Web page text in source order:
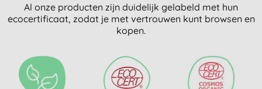
Al onze producten zijn duidelijk gelabeld met hun
ecocertificaat, zodat je met vertrouwen kunt browsen en
kopen.